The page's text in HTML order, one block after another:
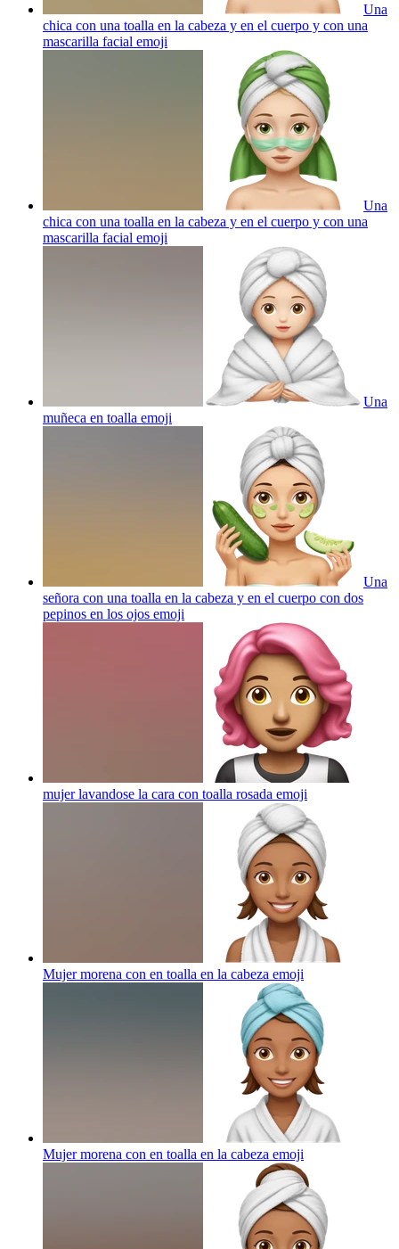
Una
chica con una toalla en la cabeza y en el cuerpo y con una
mascarilla facial emoji
Una
chica con una toalla en la cabeza y en el cuerpo y con una
mascarilla facial emoji
Una
muñeca en toalla emoji
Una
señora con una toalla en la cabeza y en el cuerpo con dos
pepinos en los ojos emoji
mujer lavandose la cara con toalla rosada emoji
Mujer morena con en toalla en la cabeza emoji
Mujer morena con en toalla en la cabeza emoji